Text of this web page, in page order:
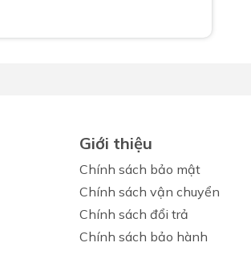
Giới thiệu
Chính sách bảo mật
Chính sách vận chuyển
Chính sách đổi trả
Chính sách bảo hành